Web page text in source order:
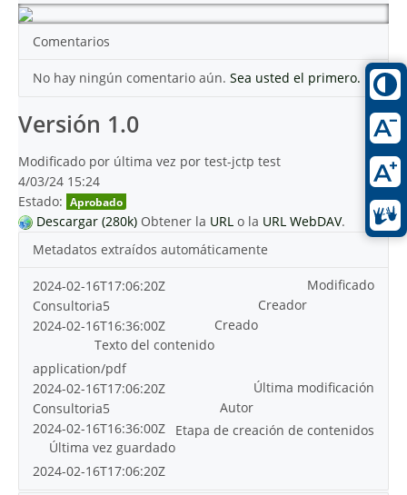
Comentarios
No hay ningún comentario aún. Sea usted el primero.
Versión 1.0
Modificado por última vez por test-jctp test
4/03/24 15:24
Estado: Aprobado
Descargar (280k) Obtener la URL o la URL WebDAV.
Metadatos extraídos automáticamente
Modificado
2024-02-16T17:06:20Z
Creador
Consultoria5
Creado
2024-02-16T16:36:00Z
Texto del contenido
application/pdf
Última modificación
2024-02-16T17:06:20Z
Autor
Consultoria5
Etapa de creación de contenidos
2024-02-16T16:36:00Z
Última vez guardado
2024-02-16T17:06:20Z